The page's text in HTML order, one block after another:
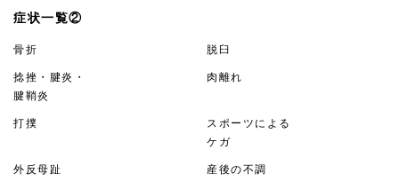
症状一覧②
骨折 脱臼
捻挫・腱炎・
腱鞘炎
肉離れ
打撲
スポーツによる
ケガ
外反母趾 産後の不調